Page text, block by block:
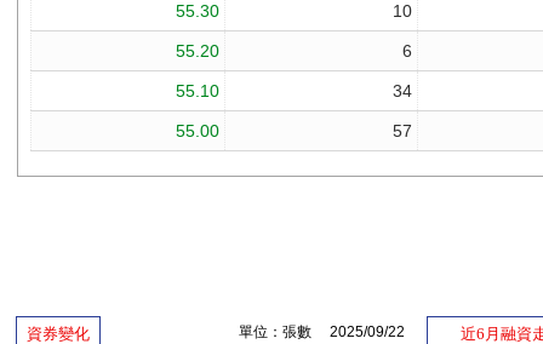
資券變化 單位：張數 2025/09/22 近6月融資